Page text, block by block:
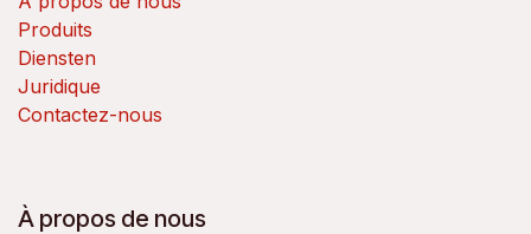
Produits
Diensten
Juridique
Contactez-nous
À propos de nous